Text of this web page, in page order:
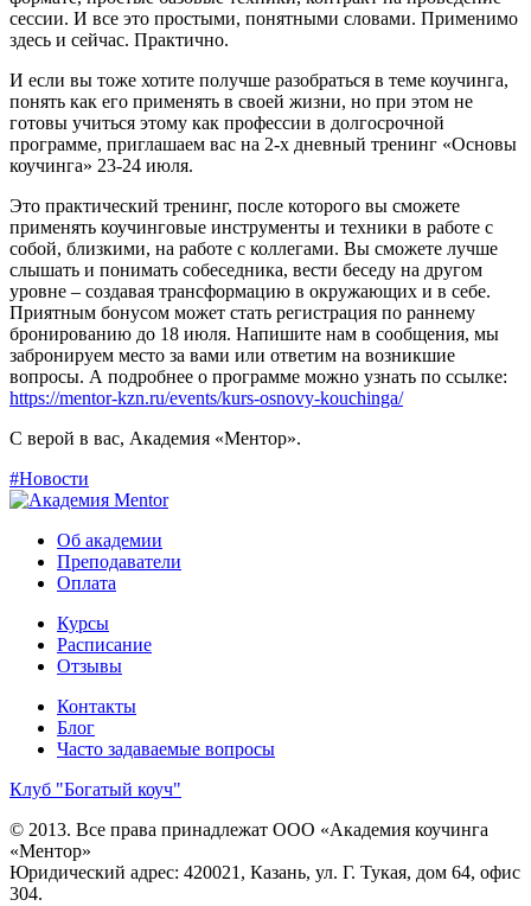
сессии. И все это простыми, понятными словами. Применимо
здесь и сейчас. Практично.
И если вы тоже хотите получше разобраться в теме коучинга,
понять как его применять в своей жизни, но при этом не
готовы учиться этому как профессии в долгосрочной
программе, приглашаем вас на 2-х дневный тренинг «Основы
коучинга» 23-24 июля.
Это практический тренинг, после которого вы сможете
применять коучинговые инструменты и техники в работе с
собой, близкими, на работе с коллегами. Вы сможете лучше
слышать и понимать собеседника, вести беседу на другом
уровне – создавая трансформацию в окружающих и в себе.
Приятным бонусом может стать регистрация по раннему
бронированию до 18 июля. Напишите нам в сообщения, мы
забронируем место за вами или ответим на возникшие
вопросы. А подробнее о программе можно узнать по ссылке:
https://mentor-kzn.ru/events/kurs-osnovy-kouchinga/
С верой в вас, Академия «Ментор».
#Новости
Об академии
Преподаватели
Оплата
Курсы
Расписание
Отзывы
Контакты
Блог
Часто задаваемые вопросы
Клуб "Богатый коуч"
© 2013. Все права принадлежат ООО «Академия коучинга
«Ментор»
Юридический адрес: 420021, Казань, ул. Г. Тукая, дом 64, офис
304.